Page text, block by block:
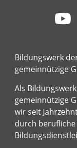
Bildungswerk
gemeinnützige
Als
gemeinnützige
wir seit
durch